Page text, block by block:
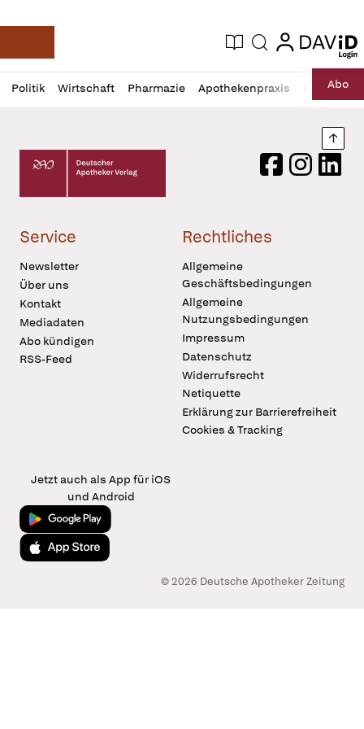
Deutsche Apotheker Zeitung
Aktuelle Ausgabe
Suche login
login
Politik Wirtschaft Pharmazie Apothekenpraxis RechtAbo
Profil
öffnen
Daz
Pur
Deutscher Apotheker Verlag Logo
FacebookInstagram
Service
Newsletter
Über uns
Kontakt
Mediadaten
Abo kündigen
RSS-Feed
Rechtliches
Allgemeine
Geschäftsbedingungen
Allgemeine
Nutzungsbedingungen
Impressum
Datenschutz
Widerrufsrecht
Netiquette
Erklärung zur Barrierefreiheit
Cookies & Tracking
Jetzt auch als App für iOS
und Android
Jetzt bei Google Play
Laden im App Store
© 2026 Deutsche Apotheker Zeitung